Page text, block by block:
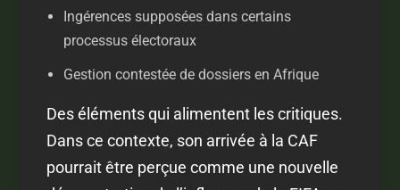
Ingérences supposées dans certains
processus électoraux
Gestion contestée de dossiers en Afrique
Des éléments qui alimentent les critiques.
Dans ce contexte, son arrivée à la CAF
pourrait être perçue comme une nouvelle